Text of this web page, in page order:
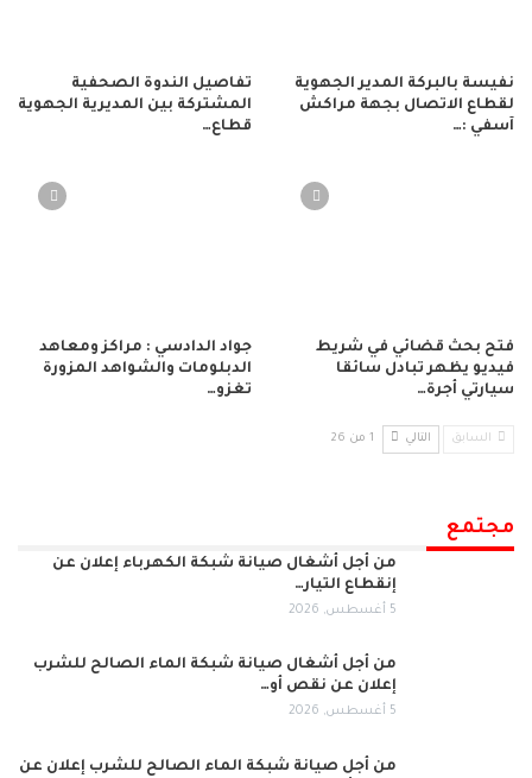
نفيسة بالبركة المدير الجهوية
لقطاع الاتصال بجهة مراكش
آسفي :…
تفاصيل الندوة الصحفية
المشتركة بين المديرية الجهوية
قطاع…
فتح بحث قضائي في شريط
فيديو يظهر تبادل سائقا
سيارتي أجرة…
جواد الدادسي : مراكز ومعاهد
الدبلومات والشواهد المزورة
تغزو…
السابق التالي 1 من 26
مجتمع
من أجل أشغال صيانة شبكة الكهرباء إعلان عن
إنقطاع التيار…
5 أغسطس, 2026
من أجل أشغال صيانة شبكة الماء الصالح للشرب
إعلان عن نقص أو…
5 أغسطس, 2026
من أجل صيانة شبكة الماء الصالح للشرب إعلان عن